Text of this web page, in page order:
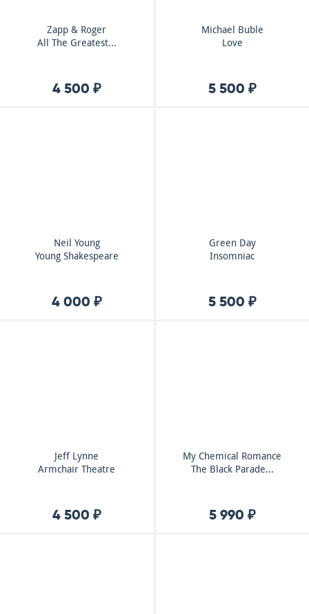
Zapp & Roger
All The Greatest...
4 500 ₽
Michael Buble
Love
5 500 ₽
Neil Young
Young Shakespeare
4 000 ₽
Green Day
Insomniac
5 500 ₽
Jeff Lynne
Armchair Theatre
4 500 ₽
My Chemical Romance
The Black Parade...
5 990 ₽